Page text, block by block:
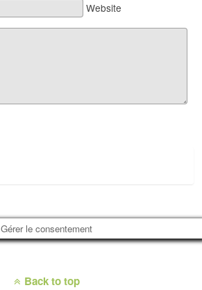
Website
Gérer le consentement
Back to top